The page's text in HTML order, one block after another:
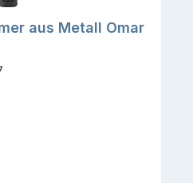
aus Metall Omar